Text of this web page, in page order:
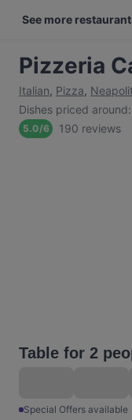
See more
Pizzeria
Italian, Pizza,
Dishes priced around:
5.0/6 190 reviews
Table for 2
Special Offers available